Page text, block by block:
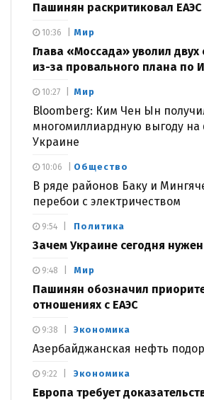
Пашинян раскритиковал ЕАЭС
Мир
Глава «Моссада» уволил двух
из-за провального плана по
10:36
Мир
Bloomberg: Ким Чен Ын
многомиллиардную выгоду
Украине
10:27
Общество
В ряде районов Баку и
перебои с электричеством
10:06
Политика
Зачем Украине сегодня
9:54
Мир
Пашинян обозначил
отношениях с ЕАЭС
9:48
Экономика
Азербайджанская нефть
9:38
Экономика
Европа требует
9:22